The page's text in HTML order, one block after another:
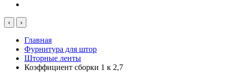
‹ ›
Главная
Фурнитура для штор
Шторные ленты
Коэффициент сборки 1 к 2,7